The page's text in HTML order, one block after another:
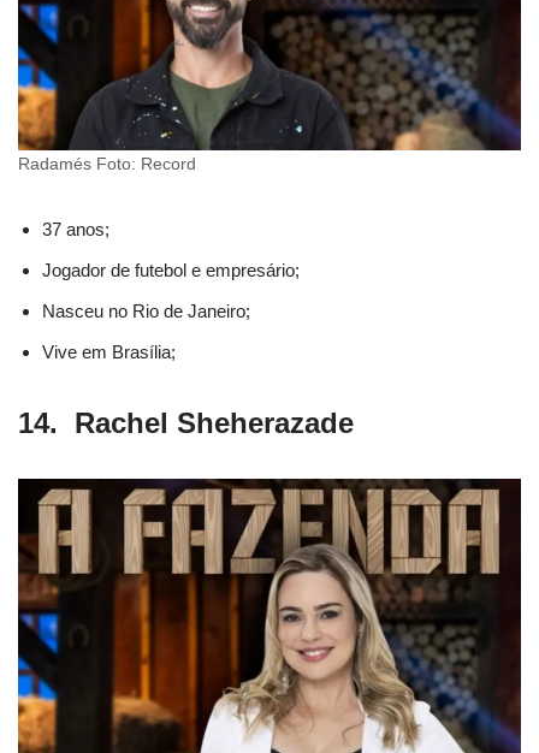
Radamés Foto: Record
37 anos;
Jogador de futebol e empresário;
Nasceu no Rio de Janeiro;
Vive em Brasília;
14. Rachel Sheherazade